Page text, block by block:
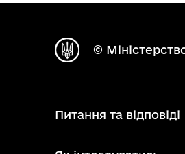
©
Питання та відповіді